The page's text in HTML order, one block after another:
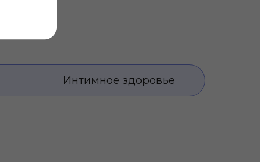
Интимное здоровье